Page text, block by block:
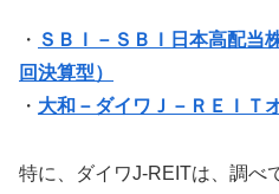
・ ＳＢＩ－ＳＢＩ日本高配当
回決算型）
・ 大和－ダイワＪ－ＲＥＩＴ
特に、ダイワJ-REITは、調べ